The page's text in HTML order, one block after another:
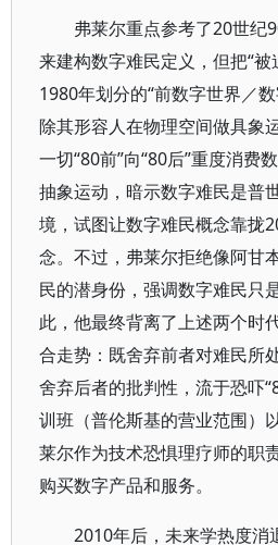
弗莱尔重点参考了20世纪
来建构数字难民定义，但把“
1980年划分的“前数字世界／
除其形容人在物理空间做具象
一切“80前”向“80后”重度消费
抽象运动，暗示数字难民是普
境，试图让数字难民概念靠拢
念。不过，弗莱尔拒绝像阿甘
民的潜身份，强调数字难民只
此，他最终背离了上述两个时
合走势：既舍弃前者对难民所
舍弃后者的批判性，流于恐吓
训班（普伦斯基的营业范围）
莱尔作为技术恐惧理疗师的
购买数字产品和服务。
2010年后，未来学热度消